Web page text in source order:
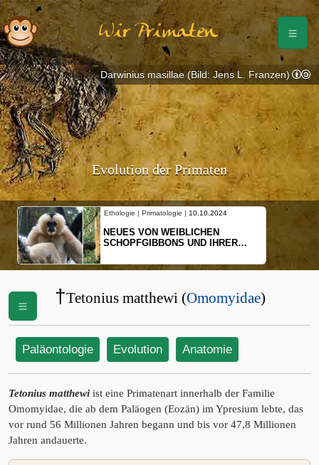
Wir Primaten
Evolution der Primaten
Ethologie | Primatologie | 10.10.2024
NEUES VON WEIBLICHEN
SCHOPFGIBBONS UND IHRER
Darwinius masillae (Bild: Jens L. Franzen)
†Tetonius matthewi (Omomyidae)
Paläontologie Evolution Anatomie
Tetonius matthewi ist eine Primatenart innerhalb der Familie
Omomyidae, die ab dem Paläogen (Eozän) im Ypresium lebte, das
vor rund 56 Millionen Jahren begann und bis vor 47,8 Millionen
Jahren andauerte.